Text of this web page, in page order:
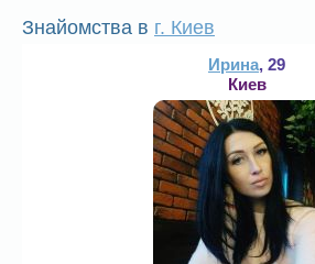
Знайомства в г. Киев
Ирина, 29
Киев